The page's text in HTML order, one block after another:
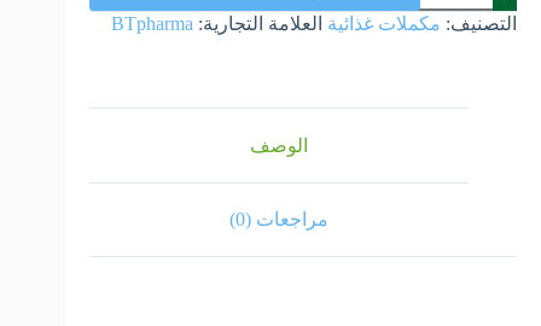
التصنيف: مكملات غذائية العلامة التجارية: BTpharma
الوصف
مراجعات (0)